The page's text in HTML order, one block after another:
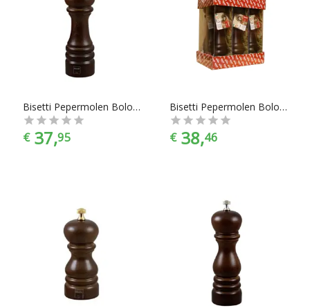
Bisetti Pepermolen Bologna - 16,5 cm - Walnoot
€ 37,95
Bisetti Pepermolen Bologna - 22,5 cm - Walnoot
€ 38,46